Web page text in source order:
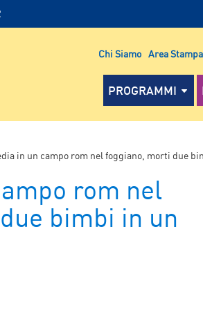
Chi Siamo Area Stampa
PROGRAMMI
in un campo rom nel foggiano, morti due bimbi
rom nel
bimbi in un